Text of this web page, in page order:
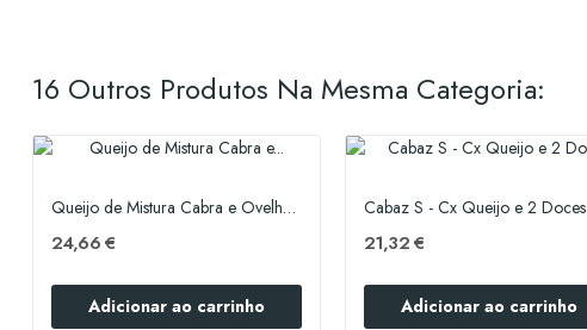
16 Outros Produtos Na Mesma Categoria:
Queijo de Mistura Cabra e Ovelha de cura...
24,66 €
Adicionar ao carrinho
Cabaz S - Cx Queijo e 2 Doces
21,32 €
Adicionar ao carrinho